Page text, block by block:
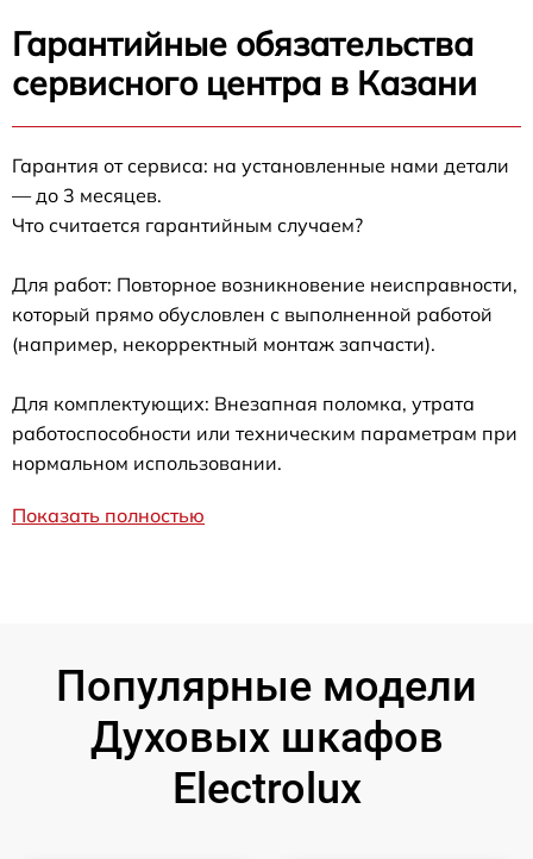
Гарантийные обязательства
сервисного центра в Казани
Гарантия от сервиса: на установленные нами детали
— до 3 месяцев.
Что считается гарантийным случаем?
Для работ: Повторное возникновение неисправности,
который прямо обусловлен с выполненной работой
(например, некорректный монтаж запчасти).
Для комплектующих: Внезапная поломка, утрата
работоспособности или техническим параметрам при
нормальном использовании.
Показать полностью
Популярные модели
Духовых шкафов
Electrolux